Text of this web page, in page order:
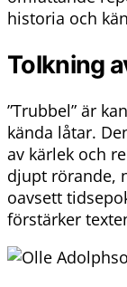
historia och
Tolkning
”Trubbel” är
kända låtar.
av kärlek och
djupt rörande,
oavsett
förstärker